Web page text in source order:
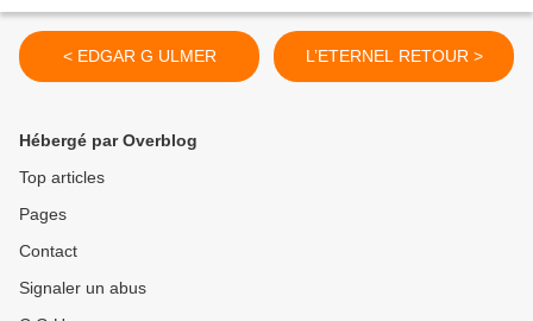
< EDGAR G ULMER L’ETERNEL RETOUR >
Hébergé par Overblog
Top articles
Pages
Contact
Signaler un abus